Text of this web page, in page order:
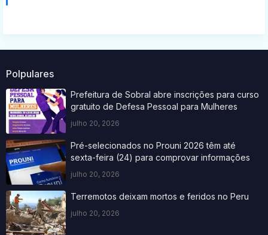
Polpulares
Prefeitura de Sobral abre inscrições para curso
gratuito de Defesa Pessoal para Mulheres
julho 20, 2026
Pré-selecionados no Prouni 2026 têm até
sexta-feira (24) para comprovar informações
julho 20, 2026
Terremotos deixam mortos e feridos no Peru
julho 20, 2026